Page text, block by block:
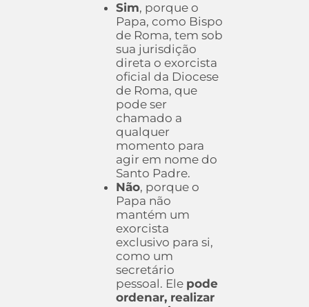
Sim, porque o
Papa, como Bispo
de Roma, tem sob
sua jurisdição
direta o exorcista
oficial da Diocese
de Roma, que
pode ser
chamado a
qualquer
momento para
agir em nome do
Santo Padre.
Não, porque o
Papa não
mantém um
exorcista
exclusivo para si,
como um
secretário
pessoal. Ele pode
ordenar, realizar